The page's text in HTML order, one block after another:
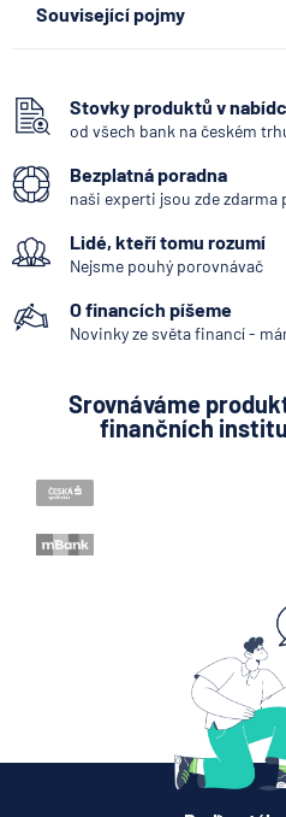
Související pojmy
Bankomat
Vkladomat
SEPA Platba
Bankovní IDentita
Okamžitá platba
Zpoždění splátky
Bankovní notifikace
Konstantní symbol
KYC (Know Your Customer)
Stovky produktů v
od všech bank na českém
Bezplatná poradna
naši experti jsou zde zdarma
Lidé, kteří tomu rozumí
Nejsme pouhý porovnávač
O financích píšeme
Novinky ze světa financí -
Srovnáváme
finančních